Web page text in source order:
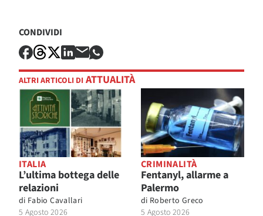
CONDIVIDI
ALTRI ARTICOLI DI ATTUALITÀ
ITALIA
L’ultima bottega delle
relazioni
di Fabio Cavallari
5 Agosto 2026
CRIMINALITÀ
Fentanyl, allarme a
Palermo
di Roberto Greco
5 Agosto 2026